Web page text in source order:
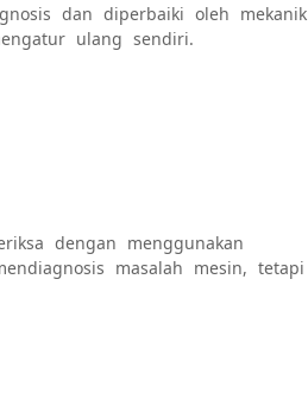
dan diperbaiki oleh mekanik
ulang sendiri.
dengan menggunakan
masalah mesin, tetapi